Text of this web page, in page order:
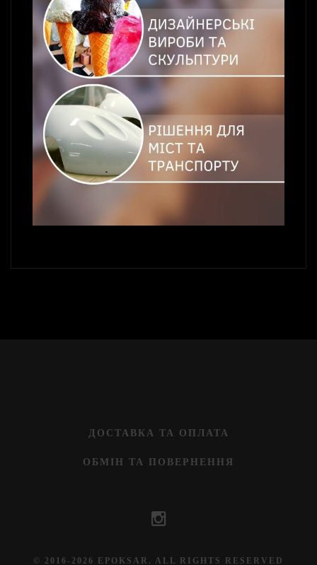
ДОСТАВКА ТА ОПЛАТА
ОБМІН ТА ПОВЕРНЕННЯ
© 2016-2026 EPOKSAR. ALL RIGHTS RESERVED